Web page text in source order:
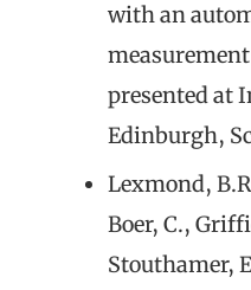
with an
presented at
Edinburgh,
Lexmond,
Boer, C.,
Stouthamer,